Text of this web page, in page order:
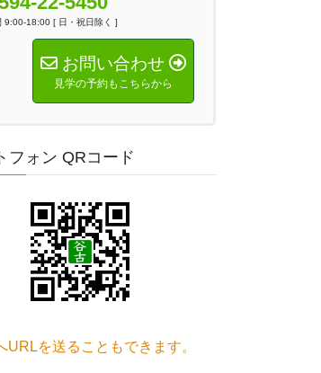
9:00-18:00 [ 日・祝日除く ]
お問い合わせ
見学の予約もこちらから
フォン QRコード
URLを送ることもできます。